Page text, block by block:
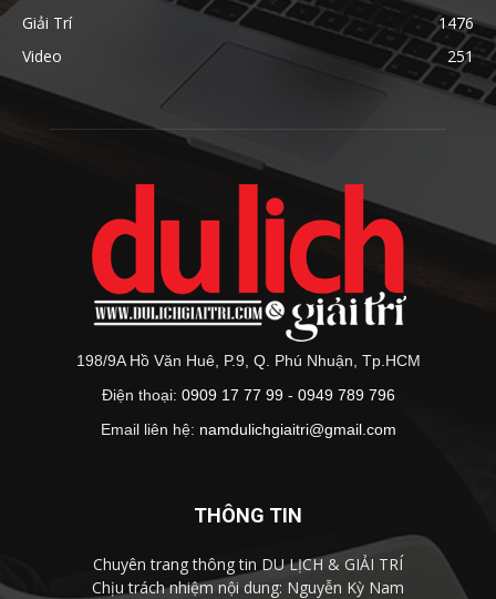
Giải Trí
1476
Video
251
198/9A Hồ Văn Huê, P.9, Q. Phú Nhuận, Tp.HCM
Điện thoại: 0909 17 77 99 - 0949 789 796
Email liên hệ: namdulichgiaitri@gmail.com
THÔNG TIN
Chuyên trang thông tin DU LỊCH & GIẢI TRÍ
Chịu trách nhiệm nội dung: Nguyễn Kỳ Nam